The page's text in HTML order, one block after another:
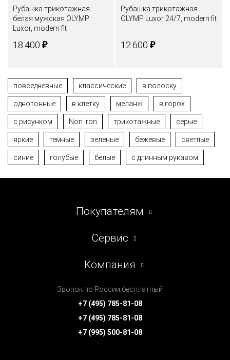
Рубашка трикотажная
белая мужская OLYMP
Luxor, modern fit
18.400 ₽
Рубашка трикотажная
OLYMP Luxor 24/7, modern fit
12.600 ₽
повседневные классические в полоску
однотонные в клетку меланж в горох
с рисунком Non Iron трикотажные серые
яркие темные зеленые бежевые светлые
синие голубые белые с длинным рукавом
Покупателям
Сервис
Компания
Звонок по России бесплатный
+7 (495) 785-81-08
+7 (495) 785-81-08
+7 (995) 500-81-08